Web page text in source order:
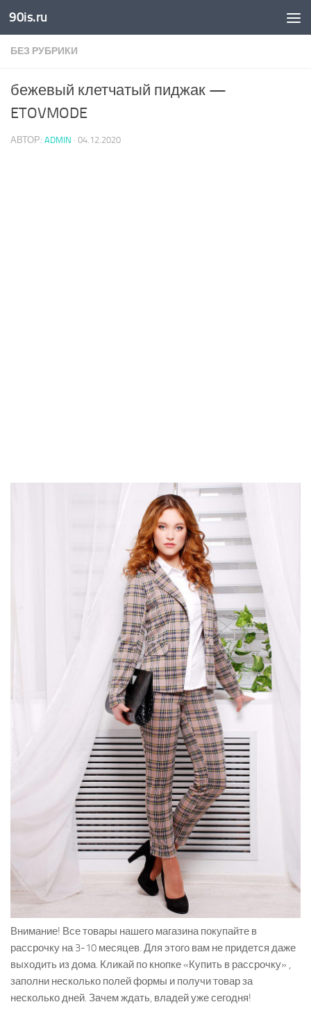
Skip to content
90is.ru
БЕЗ РУБРИКИ
бежевый клетчатый пиджак —
ETOVMODE
АВТОР: ADMIN · 04.12.2020
Внимание! Все товары нашего магазина покупайте в
рассрочку на 3-10 месяцев. Для этого вам не придется даже
выходить из дома. Кликай по кнопке «Купить в рассрочку» ,
заполни несколько полей формы и получи товар за
несколько дней. Зачем ждать, владей уже сегодня!